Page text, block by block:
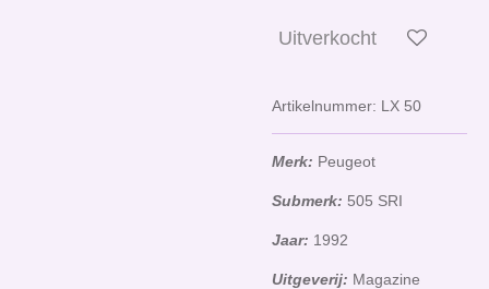
Uitverkocht
Artikelnummer: LX 50
Merk: Peugeot
Submerk: 505 SRI
Jaar: 1992
Uitgeverij: Magazine